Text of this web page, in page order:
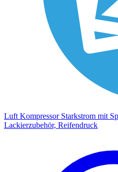
Luft Kompressor Starkstrom mit
Lackierzubehör, Reifendruck